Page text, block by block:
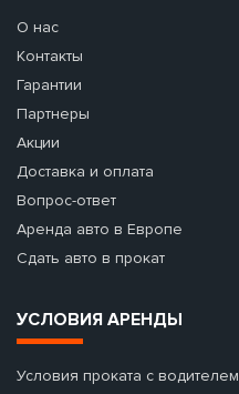
О нас
Контакты
Гарантии
Партнеры
Акции
Доставка и оплата
Вопрос-ответ
Аренда авто в Европе
Сдать авто в прокат
УСЛОВИЯ АРЕНДЫ
Условия проката с водителем